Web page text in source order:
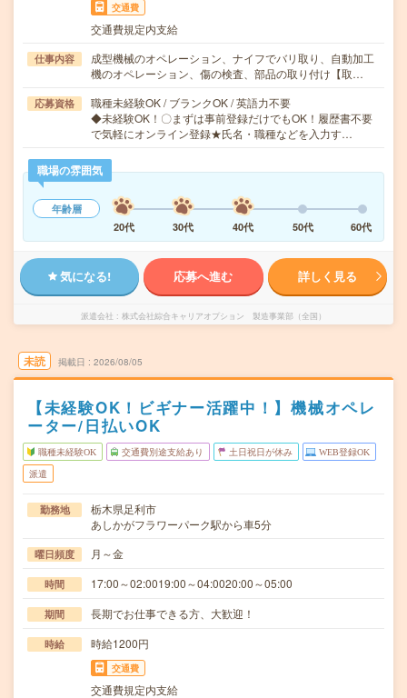
交通費
交通費規定内支給
仕事内容
成型機械のオペレーション、ナイフでバリ取り、自動加工
機のオペレーション、傷の検査、部品の取り付け【取…
応募資格
職種未経験OK / ブランクOK / 英語力不要
◆未経験OK！〇まずは事前登録だけでもOK！履歴書不要
で気軽にオンライン登録★氏名・職種などを入力す…
職場の雰囲気
年齢層
20代
30代 40代 50代 60代
気になる! 応募へ進む 詳しく見る
派遣会社 株式会社綜合キャリアオプション 製造事業部（全国）
未読 掲載日 2026/08/05
【未経験OK！ビギナー活躍中！】機械オペレ
ーター/日払いOK
職種未経験OK 交通費別途支給あり 土日祝日が休み WEB登録OK
派遣
勤務地
栃木県足利市
あしかがフラワーパーク駅から車5分
曜日頻度 月～金
時間 17:00～02:0019:00～04:0020:00～05:00
期間 長期でお仕事できる方、大歓迎！
時給 時給1200円
交通費
交通費規定内支給